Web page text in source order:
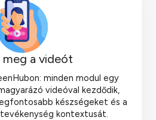
meg a videót
minden modul egy
videóval kezdődik,
készségeket és a
kontextusát.